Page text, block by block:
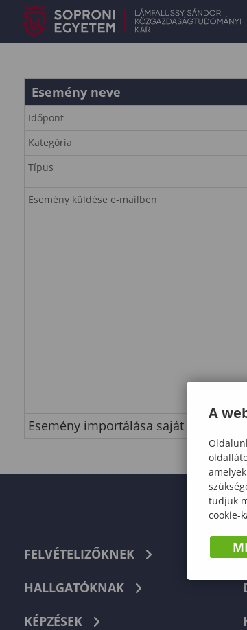
Esemény neve
Időpont
Kategória
Típus
Esemény küldése e-mailben
Esemény importálása saját naptárba
FELVÉTELIZŐKNEK
HALLGATÓKNAK
KÉPZÉSEK
A
tudjuk
cookie-